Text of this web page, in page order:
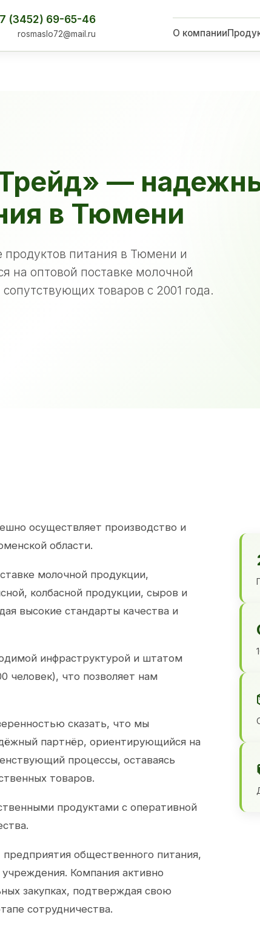
(3452) 69-65-46
rosmaslo72@mail.ru О компании
—
в Тюмени
питания в Тюмени и
на оптовой поставке молочной
товаров с 2001 года.
осуществляет производство и
области.
молочной продукции,
колбасной продукции, сыров и
высокие стандарты качества и
инфраструктурой и штатом
человек), что позволяет нам
сказать, что мы
партнёр, ориентирующийся на
процессы, оставаясь
товаров.
продуктами с оперативной
общественного питания,
Компания активно
закупках, подтверждая свою
сотрудничества.